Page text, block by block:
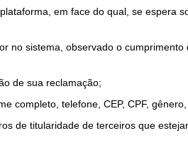
em face do qual, se espera
no sistema, observado o cumprimento
de sua reclamação;
completo, telefone, CEP, CPF,
de titularidade de terceiros que